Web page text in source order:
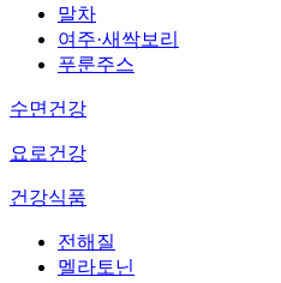
말차
여주·새싹보리
푸룬주스
수면건강
요로건강
건강식품
전해질
멜라토닌